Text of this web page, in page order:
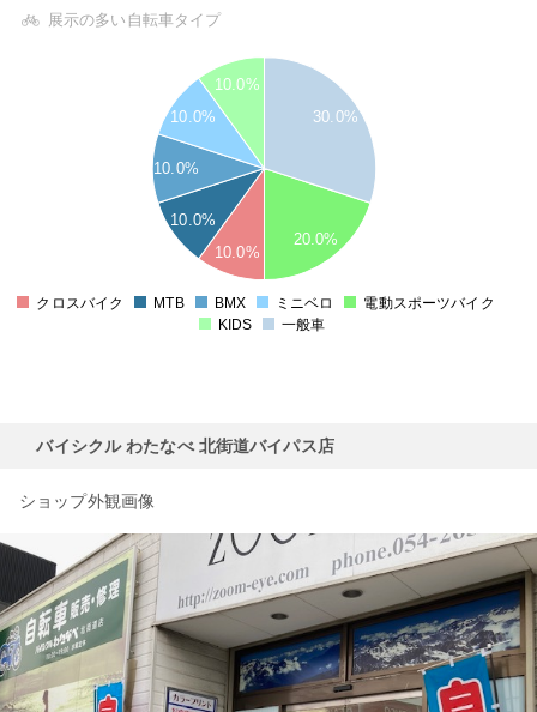
展示の多い自転車タイプ
10.0%
10.0%
10.0%
10.0%
20.0%
10.0%
30.0%
クロスバイク MTB BMX ミニベロ
電動スポーツバイク
KIDS
一般車
バイシクル わたなべ 北街道バイパス店
ショップ外観画像